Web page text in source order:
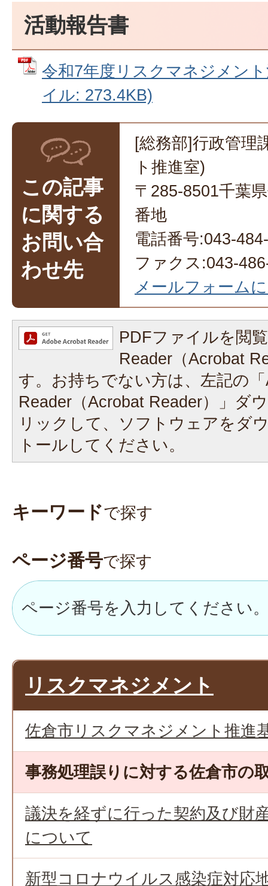
活動報告書
令和7年度リスクマネジメン
イル: 273.4KB)
この記事
に関する
お問い合
わせ先
[総務部]行政管理
ト推進室)
〒285-8501千葉
番地
電話番号:043-
ファクス:043-
メールフォーム
PDFファイルを閲
Reader（Acrobat
す。お持ちでない方は、左記の
Reader（Acrobat Reader）」ダ
リックして、ソフトウェアをダ
トールしてください。
キーワードで探す
ページ番号で探す
リスクマネジメント
佐倉市リスクマネジメント推進
事務処理誤りに対する佐倉市の
議決を経ずに行った契約及び財
について
新型コロナウイルス感染症対応